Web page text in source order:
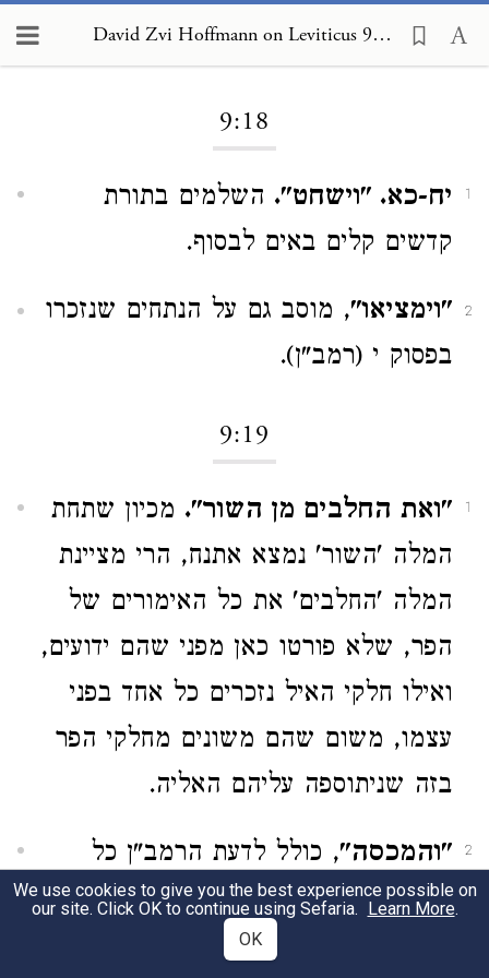
David Zvi Hoffmann on Leviticus 9:18
9:18
1 יח-כא. "וישחט". השלמים בתורת
קדשים קלים באים לבסוף.
2 "וימציאו", מוסב גם על הנתחים שנזכרו
בפסוק י (רמב"ן).
9:19
1 "ואת החלבים מן השור". מכיון שתחת
המלה 'השור' נמצא אתנח, הרי מציינת
המלה 'החלבים' את כל האימורים של
הפר, שלא פורטו כאן מפני שהם ידועים,
ואילו חלקי האיל נזכרים כל אחד בפני
עצמו, משום שהם משונים מחלקי הפר
בזה שניתוספה עליהם האליה.
2 "והמכסה", כולל לדעת הרמב"ן כל
החלבים הראויים למזבח ואשר רק
מכסים את האברים אבל אינם מעורים
We use cookies to give you the best experience possible on
our site. Click OK to continue using Sefaria. Learn More.
OK